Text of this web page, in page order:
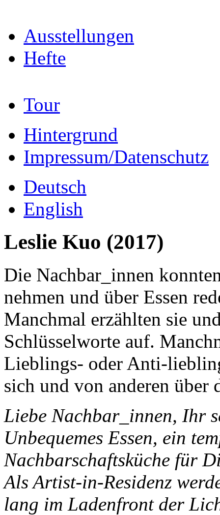
Ausstellungen
Hefte
Tour
Hintergrund
Impressum/Datenschutz
Deutsch
English
Leslie Kuo (2017)
Die Nachbar_innen
nehmen und über Essen
Manchmal erzählten sie
Schlüsselworte auf.
Lieblings- oder Anti-
sich und von anderen über
Liebe Nachbar_innen, Ihr
Unbequemes Essen, ein
Nachbarschaftsküche für
Als Artist-in-Residenz
lang im Ladenfront der